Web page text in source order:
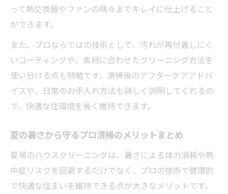
って熱交換器やファンの隅々までキレイに仕上げること
ができます。
また、プロならではの技術として、汚れが再付着しにく
いコーティングや、素材に合わせたクリーニング方法を
使い分ける点も特徴です。清掃後のアフターケアアドバ
イスや、日常のお手入れ方法も詳しく説明してくれるの
で、快適な住環境を長く維持できます。
夏の暑さから守るプロ清掃のメリットまとめ
夏場のハウスクリーニングは、暑さによる体力消耗や熱
中症リスクを回避するだけでなく、プロの技術で健康的
で快適な住まいを維持できる点が大きなメリットです。